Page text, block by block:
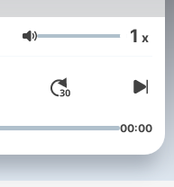
de este gran
de la Arquidiócesis de
y el respaldo de
el Vaticano o donde
en una celebración
Volumen 1 x
00:00